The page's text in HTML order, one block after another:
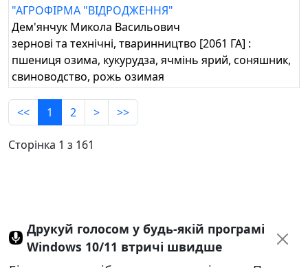
"АГРОФІРМА "ВІДРОДЖЕННЯ"
Дем'янчук Микола Васильович
зернові та технічні, тваринництво [2061 ГА] :
пшениця озима, кукурудза, ячмінь ярий, соняшник,
свиноводство, рожь озимая
<< 1 2 > >>
Сторінка 1 з 161
Друкуй голосом у будь-якій програмі
Windows 10/11 втричі швидше